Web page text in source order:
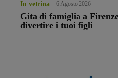
In vetrina 6 Agosto 2026
Gita di famiglia a
divertire i tuoi figli